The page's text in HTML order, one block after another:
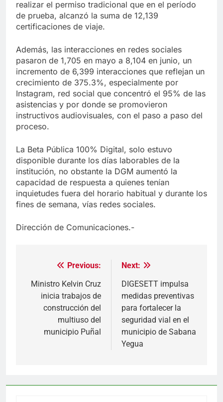
realizar el permiso tradicional que en el período
de prueba, alcanzó la suma de 12,139
certificaciones de viaje.
Además, las interacciones en redes sociales
pasaron de 1,705 en mayo a 8,104 en junio, un
incremento de 6,399 interacciones que reflejan un
crecimiento de 375.3%, especialmente por
Instagram, red social que concentró el 95% de las
asistencias y por donde se promovieron
instructivos audiovisuales, con el paso a paso del
proceso.
La Beta Pública 100% Digital, solo estuvo
disponible durante los días laborables de la
institución, no obstante la DGM aumentó la
capacidad de respuesta a quienes tenían
inquietudes fuera del horario habitual y durante los
fines de semana, vías redes sociales.
Dirección de Comunicaciones.-
Navegación
de
entradas
Previous:
Ministro Kelvin Cruz
inicia trabajos de
construcción del
multiuso del
municipio Puñal
Next:
DIGESETT impulsa
medidas preventivas
para fortalecer la
seguridad vial en el
municipio de Sabana
Yegua